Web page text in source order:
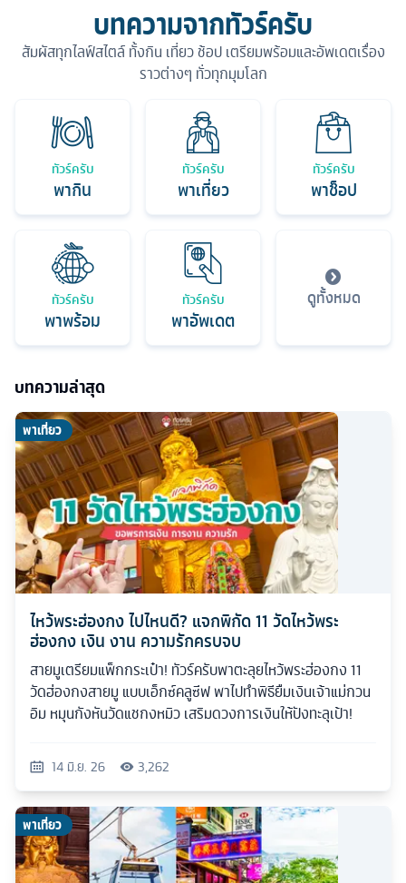
บทความจากทัวร์ครับ
สัมผัสทุกไลฟ์สไตล์ ทั้งกิน เที่ยว ช้อป เตรียมพร้อมและอัพเดตเรื่อง
ราวต่างๆ ทั่วทุกมุมโลก
ทัวร์ครับ
พากิน
ทัวร์ครับ
พาเที่ยว
ทัวร์ครับ
พาช็อป
ทัวร์ครับ
พาพร้อม
ทัวร์ครับ
พาอัพเดต
ดูทั้งหมด
บทความล่าสุด
พาเที่ยว
ไหว้พระฮ่องกง ไปไหนดี? แจกพิกัด 11 วัดไหว้พระ
ฮ่องกง เงิน งาน ความรักครบจบ
สายมูเตรียมแพ็กกระเป๋า! ทัวร์ครับพาตะลุยไหว้พระฮ่องกง 11
วัดฮ่องกงสายมู แบบเอ็กซ์คลูซีฟ พาไปทำพิธียืมเงินเจ้าแม่กวน
อิม หมุนกังหันวัดแชกงหมิว เสริมดวงการเงินให้ปังทะลุเป้า!
14 มิ.ย. 26 3,262
พาเที่ยว